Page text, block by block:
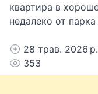
квартира в
недалеко от
28 трав. 2026 р.
353